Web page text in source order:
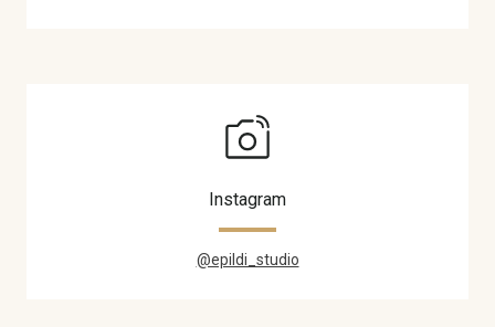
Instagram
@epildi_studio